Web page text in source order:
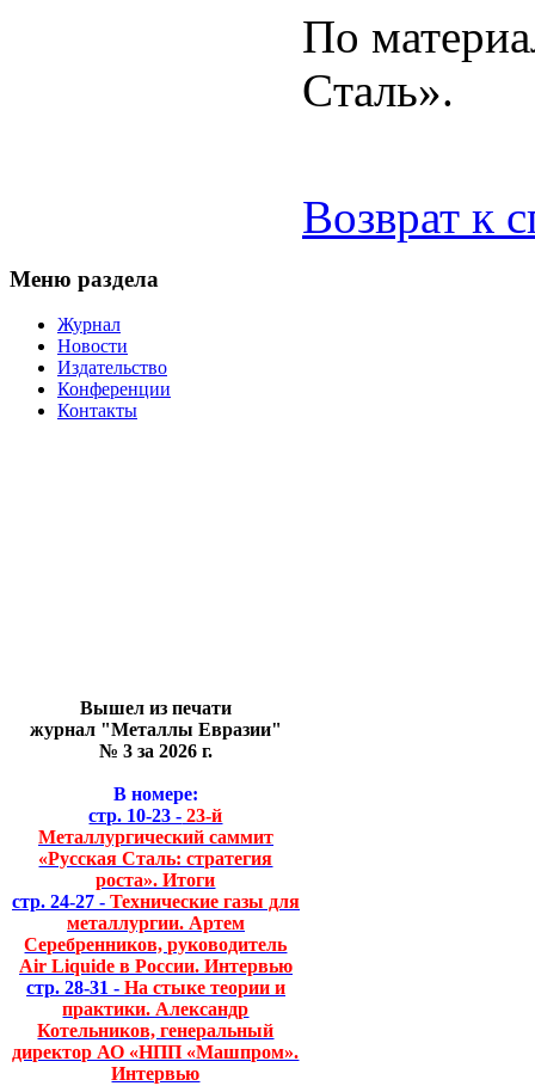
По
Cталь».
Возврат к
Меню раздела
Журнал
Новости
Издательство
Конференции
Контакты
Вышел из печати
журнал "Металлы Евразии"
№ 3 за 2026 г.
В номере:
стр. 10-23 - 23-й
Металлургический саммит
«Русская Сталь: стратегия
роста». Итоги
стр. 24-27 - Технические газы для
металлургии. Артем
Серебренников, руководитель
Air Liquide в России. Интервью
стр. 28-31 - На стыке теории и
практики. Александр
Котельников, генеральный
директор АО «НПП «Машпром».
Интервью